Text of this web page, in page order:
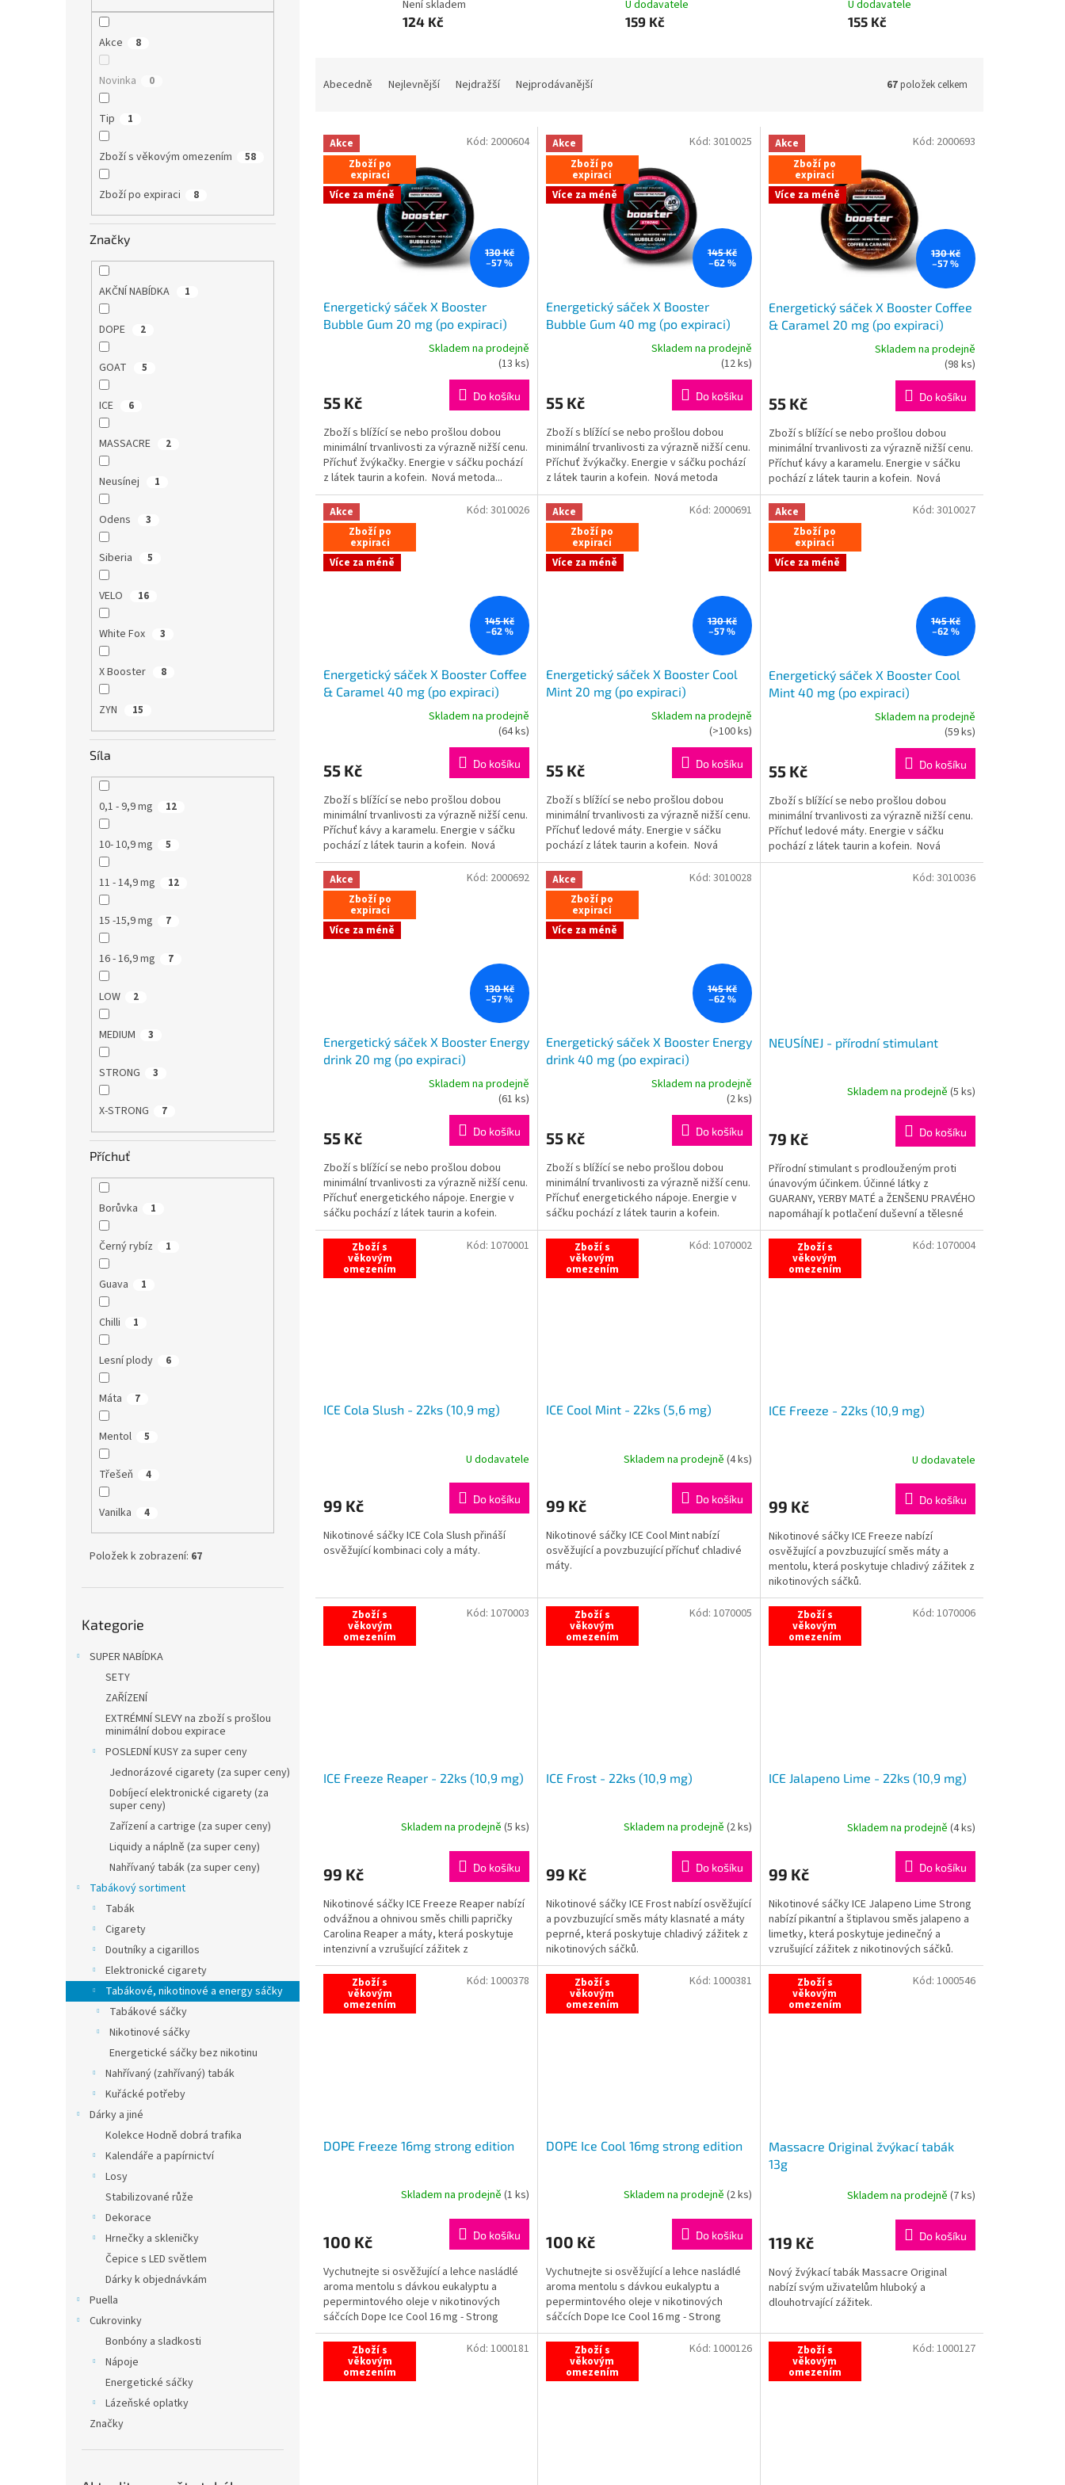
Akce 8
Novinka 0
Tip 1
Zboží s věkovým omezením 58
Zboží po expiraci 8
Značky
AKČNÍ NABÍDKA 1
DOPE 2
GOAT 5
ICE 6
MASSACRE 2
Neusínej 1
Odens 3
Siberia 5
VELO 16
White Fox 3
X Booster 8
ZYN 15
Síla
0,1 - 9,9 mg 12
10- 10,9 mg 5
11 - 14,9 mg 12
15 -15,9 mg 7
16 - 16,9 mg 7
LOW 2
MEDIUM 3
STRONG 3
X-STRONG 7
Příchuť
Borůvka 1
Černý rybíz 1
Guava 1
Chilli 1
Lesní plody 6
Máta 7
Mentol 5
Třešeň 4
Vanilka 4
Položek k zobrazení: 67
kategorie
Kategorie
SUPER NABÍDKA
SETY
ZAŘÍZENÍ
EXTRÉMNÍ SLEVY na zboží s prošlou
minimální dobou expirace
POSLEDNÍ KUSY za super ceny
Jednorázové cigarety (za super ceny)
Dobíjecí elektronické cigarety (za
super ceny)
Zařízení a cartrige (za super ceny)
Liquidy a náplně (za super ceny)
Nahřívaný tabák (za super ceny)
Tabákový sortiment
Tabák
Cigarety
Doutníky a cigarillos
Elektronické cigarety
Tabákové, nikotinové a energy sáčky
Tabákové sáčky
Nikotinové sáčky
Energetické sáčky bez nikotinu
Nahřívaný (zahřívaný) tabák
Kuřácké potřeby
Dárky a jiné
Kolekce Hodně dobrá trafika
Kalendáře a papírnictví
Losy
Stabilizované růže
Dekorace
Hrnečky a skleničky
Čepice s LED světlem
Dárky k objednávkám
Puella
Cukrovinky
Bonbóny a sladkosti
Nápoje
Energetické sáčky
Lázeňské oplatky
Značky
Není skladem
124 Kč
U dodavatele
159 Kč
U dodavatele
155 Kč
n
Abecedně Nejlevnější Nejdražší Nejprodávanější 67položek celkem
V Akce
Zboží po
expiraci
Více za méně
130 Kč
–57 %
Energetický sáček X Booster
Bubble Gum 20 mg (po expiraci)
je
z
5
hvězdiček.
Skladem na prodejně
(13 ks)
55 Kč Do košíku
Zboží s blížící se nebo prošlou dobou
minimální trvanlivosti za výrazně nižší cenu.
Příchuť žvýkačky. Energie v sáčku pochází
z látek taurin a kofein. Nová metoda...
Kód: 2000604
Akce
Zboží po
expiraci
Více za méně
145 Kč
–62 %
Energetický sáček X Booster
Bubble Gum 40 mg (po expiraci)
je
z
5
hvězdiček.
Skladem na prodejně
(12 ks)
55 Kč Do košíku
Zboží s blížící se nebo prošlou dobou
minimální trvanlivosti za výrazně nižší cenu.
Příchuť žvýkačky. Energie v sáčku pochází
z látek taurin a kofein. Nová metoda
přísunu...
Kód: 3010025
Akce
Zboží po
expiraci
Více za méně
130 Kč
–57 %
Energetický sáček X Booster Coffee
& Caramel 20 mg (po expiraci)
je
z
5
hvězdiček.
Skladem na prodejně
(98 ks)
55 Kč Do košíku
Zboží s blížící se nebo prošlou dobou
minimální trvanlivosti za výrazně nižší cenu.
Příchuť kávy a karamelu. Energie v sáčku
pochází z látek taurin a kofein. Nová
metoda...
Kód: 2000693
Akce
Zboží po
expiraci
Více za méně
145 Kč
–62 %
Energetický sáček X Booster Coffee
& Caramel 40 mg (po expiraci)
je
z
5
hvězdiček.
Skladem na prodejně
(64 ks)
55 Kč Do košíku
Zboží s blížící se nebo prošlou dobou
minimální trvanlivosti za výrazně nižší cenu.
Příchuť kávy a karamelu. Energie v sáčku
pochází z látek taurin a kofein. Nová
metoda...
Kód: 3010026
Akce
Zboží po
expiraci
Více za méně
130 Kč
–57 %
Energetický sáček X Booster Cool
Mint 20 mg (po expiraci)
je
z
5
hvězdiček.
Skladem na prodejně
(>100 ks)
55 Kč Do košíku
Zboží s blížící se nebo prošlou dobou
minimální trvanlivosti za výrazně nižší cenu.
Příchuť ledové máty. Energie v sáčku
pochází z látek taurin a kofein. Nová
metoda...
Kód: 2000691
Akce
Zboží po
expiraci
Více za méně
145 Kč
–62 %
Energetický sáček X Booster Cool
Mint 40 mg (po expiraci)
je
z
5
hvězdiček.
Skladem na prodejně
(59 ks)
55 Kč Do košíku
Zboží s blížící se nebo prošlou dobou
minimální trvanlivosti za výrazně nižší cenu.
Příchuť ledové máty. Energie v sáčku
pochází z látek taurin a kofein. Nová
metoda...
Kód: 3010027
Akce
Zboží po
expiraci
Více za méně
130 Kč
–57 %
Energetický sáček X Booster Energy
drink 20 mg (po expiraci)
je
z
5
hvězdiček.
Skladem na prodejně
(61 ks)
55 Kč Do košíku
Zboží s blížící se nebo prošlou dobou
minimální trvanlivosti za výrazně nižší cenu.
Příchuť energetického nápoje. Energie v
sáčku pochází z látek taurin a kofein.
Nová...
Kód: 2000692
Akce
Zboží po
expiraci
Více za méně
145 Kč
–62 %
Energetický sáček X Booster Energy
drink 40 mg (po expiraci)
je
z
5
hvězdiček.
Skladem na prodejně
(2 ks)
55 Kč Do košíku
Zboží s blížící se nebo prošlou dobou
minimální trvanlivosti za výrazně nižší cenu.
Příchuť energetického nápoje. Energie v
sáčku pochází z látek taurin a kofein.
Nová...
Kód: 3010028
NEUSÍNEJ - přírodní stimulant
Skladem na prodejně (5 ks)
79 Kč Do košíku
Přírodní stimulant s prodlouženým proti
únavovým účinkem. Účinné látky z
GUARANY, YERBY MATÉ a ŽENŠENU PRAVÉHO
napomáhají k potlačení duševní a tělesné
únavy, osvěžení těla,...
Kód: 3010036
Zboží s
věkovým
omezením
ICE Cola Slush - 22ks (10,9 mg)
U dodavatele
99 Kč Do košíku
Nikotinové sáčky ICE Cola Slush přináší
osvěžující kombinaci coly a máty.
Kód: 1070001 Zboží s
věkovým
omezením
ICE Cool Mint - 22ks (5,6 mg)
Skladem na prodejně (4 ks)
99 Kč Do košíku
Nikotinové sáčky ICE Cool Mint nabízí
osvěžující a povzbuzující příchuť chladivé
máty.
Kód: 1070002 Zboží s
věkovým
omezením
ICE Freeze - 22ks (10,9 mg)
U dodavatele
99 Kč Do košíku
Nikotinové sáčky ICE Freeze nabízí
osvěžující a povzbuzující směs máty a
mentolu, která poskytuje chladivý zážitek z
nikotinových sáčků.
Kód: 1070004
Zboží s
věkovým
omezením
ICE Freeze Reaper - 22ks (10,9 mg)
Skladem na prodejně (5 ks)
99 Kč Do košíku
Nikotinové sáčky ICE Freeze Reaper nabízí
odvážnou a ohnivou směs chilli papričky
Carolina Reaper a máty, která poskytuje
intenzivní a vzrušující zážitek z
nikotinových...
Kód: 1070003 Zboží s
věkovým
omezením
ICE Frost - 22ks (10,9 mg)
Skladem na prodejně (2 ks)
99 Kč Do košíku
Nikotinové sáčky ICE Frost nabízí osvěžující
a povzbuzující směs máty klasnaté a máty
peprné, která poskytuje chladivý zážitek z
nikotinových sáčků.
Kód: 1070005 Zboží s
věkovým
omezením
ICE Jalapeno Lime - 22ks (10,9 mg)
Skladem na prodejně (4 ks)
99 Kč Do košíku
Nikotinové sáčky ICE Jalapeno Lime Strong
nabízí pikantní a štiplavou směs jalapeno a
limetky, která poskytuje jedinečný a
vzrušující zážitek z nikotinových sáčků.
Kód: 1070006
Zboží s
věkovým
omezením
DOPE Freeze 16mg strong edition
Skladem na prodejně (1 ks)
100 Kč Do košíku
Vychutnejte si osvěžující a lehce nasládlé
aroma mentolu s dávkou eukalyptu a
pepermintového oleje v nikotinových
sáčcích Dope Ice Cool 16 mg - Strong
Edition, které vás pohltí.
Kód: 1000378 Zboží s
věkovým
omezením
DOPE Ice Cool 16mg strong edition
Skladem na prodejně (2 ks)
100 Kč Do košíku
Vychutnejte si osvěžující a lehce nasládlé
aroma mentolu s dávkou eukalyptu a
pepermintového oleje v nikotinových
sáčcích Dope Ice Cool 16 mg - Strong
Edition, které vás pohltí.
Kód: 1000381 Zboží s
věkovým
omezením
Massacre Original žvýkací tabák
13g
Skladem na prodejně (7 ks)
119 Kč Do košíku
Nový žvýkací tabák Massacre Original
nabízí svým uživatelům hluboký a
dlouhotrvající zážitek.
Kód: 1000546
Zboží s
věkovým
omezením
Kód: 1000181 Zboží s
věkovým
omezením
Kód: 1000126 Zboží s
věkovým
omezením
Kód: 1000127